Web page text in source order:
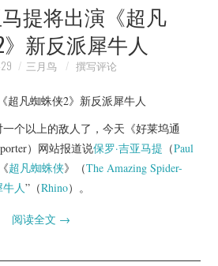
提将出演《超凡
新反派犀牛人
三月鸟 撰写评论
个以上的敌人了，今天《好莱坞通
）网站报道说保罗·吉亚马提 （Paul
超凡蜘蛛侠》（The Amazing Spider-
牛人”（Rhino）。
阅读全文 →